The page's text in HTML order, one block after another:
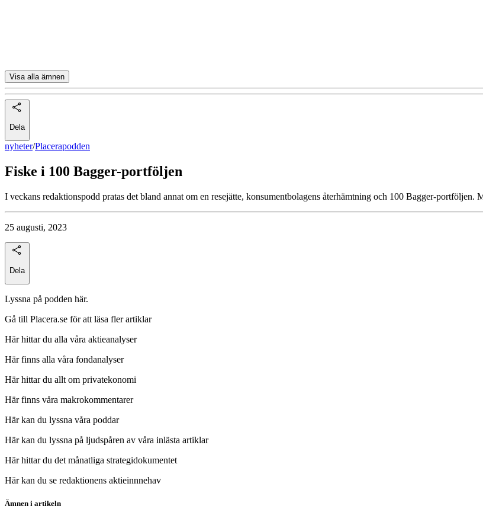
Visa alla ämnen
Dela
nyheter/Placerapodden
Fiske i 100 Bagger-portföljen
I veckans redaktionspodd pratas det bland annat om en resejätte, konsumentbolagens återhämtning och 100 Bagger-
25 augusti, 2023
Dela
Lyssna på podden här.
Gå till Placera.se för att läsa fler artiklar
Här hittar du alla våra aktieanalyser
Här finns alla våra fondanalyser
Här hittar du allt om privatekonomi
Här finns våra makrokommentarer
Här kan du lyssna våra poddar
Här kan du lyssna på ljudspåren av våra inlästa artiklar
Här hittar du det månatliga strategidokumentet
Här kan du se redaktionens aktieinnnehav
Ämnen i artikeln